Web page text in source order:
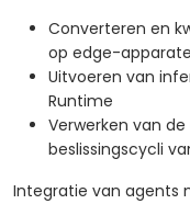
Converteren en
op edge-
Uitvoeren van
Runtime
Verwerken van
beslissingscycli
Integratie van agents